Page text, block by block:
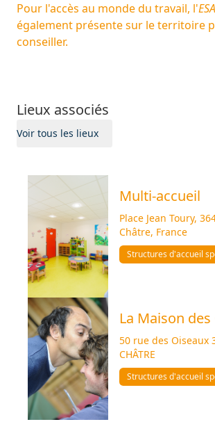
Pour l'accès au monde du travail, l'
également présente sur le territoire
conseiller.
Lieux associés
Voir tous les lieux
Multi-accueil
Place Jean Toury,
Châtre, France
Structures d'accueil
La Maison
50 rue des Oiseaux
CHÂTRE
Structures d'accueil